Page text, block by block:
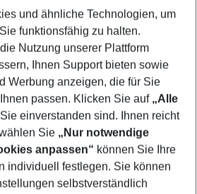
27 5-8 nights
more filter
und ähnliche Technologien, um
funktionsfähig zu halten.
Nutzung unserer Plattform
Ihnen Support bieten sowie
Werbung anzeigen, die für Sie
passen. Klicken Sie auf „Alle
einverstanden sind. Ihnen reicht
Sie „Nur notwendige
anpassen“ können Sie Ihre
individuell festlegen. Sie können
selbstverständlich